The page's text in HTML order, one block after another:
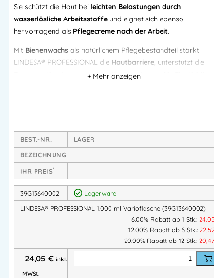
Sie schützt die Haut bei leichten Belastungen durch
wasserlösliche Arbeitsstoffe und eignet sich ebenso
hervorragend als Pflegecreme nach der Arbeit.
Mit Bienenwachs als natürlichem Pflegebestandteil stärkt
LINDESA® PROFESSIONAL die Hautbarriere, unterstützt die
Regeneration beanspruchter Hautund sorgt für
einsetzen lässt.
Produkteigenschaften:
Schützt & pflegtdie Haut bei leichten Belastungen
Mit Bienenwachs– natürliche Pflege & Schutzfilm
Schwach fettend , zieht schnell ein
Öl-in-Wasser-Emulsion (O/W)– leichtes Hautgefühl
– keine Rückstände auf Werkstücken
Parfümiert– angenehmer Duft
Erhält die Hautelastizität & Widerstandskraft
BEST.-NR.
LAGER
BEZEICHNUNG
IHR PREIS*
39G13640002
Lagerware
LINDESA® PROFESSIONAL 1.000 ml Varioflasche (39G13640002)
6.00% Rabatt ab 1 Stk.: 24,05
12.00% Rabatt ab 6 Stk.: 22,52
20.00% Rabatt ab 12 Stk.: 20,47
24,05 € inkl.
MWSt.